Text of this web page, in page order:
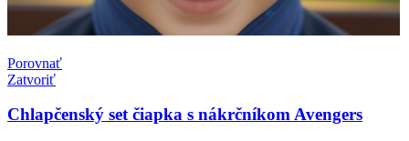
Porovnať
Zatvoriť
Chlapčenský set čiapka s nákrčníkom Avengers